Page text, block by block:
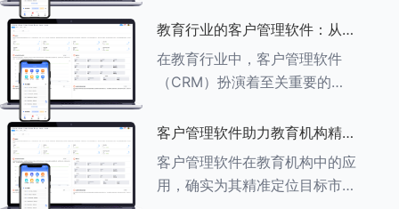
与共享 客户管理软件作为强大
的信息存储库，能够整合并记录
学生的基本信息（如姓名、年
龄、联
教育行业的客户管理软件：从招
生到毕业的全方位管理
在教育行业中，客户管理软件
（CRM）扮演着至关重要的角
全方位管理，提升教育机构的管
理效率和学员满意度。以下是一
些适合教育行业的CRM软件及
其功能特点：
客户管理软件助力教育机构精准
定位目标市场
客户管理软件在教育机构中的应
用，确实为其精准定位目标市场